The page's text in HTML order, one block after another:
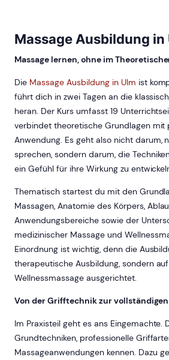
Massage Ausbildung in
Massage lernen, ohne im
Die Massage Ausbildung in Ulm ist
führt dich in zwei Tagen an die
heran. Der Kurs umfasst 19
verbindet theoretische Grundlagen mit
Anwendung. Es geht also nicht darum,
sprechen, sondern darum, die
ein Gefühl für ihre Wirkung zu
Thematisch startest du mit den
Massagen, Anatomie des Körpers,
Anwendungsbereiche sowie der
medizinischer Massage und
Einordnung ist wichtig, denn die
therapeutische Ausbildung, sondern
Wellnessmassage ausgerichtet.
Von der Grifftechnik zur
Im Praxisteil geht es ans Eingemachte.
Grundtechniken, professionelle
Massageanwendungen kennen. Dazu